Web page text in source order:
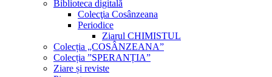
Biblioteca digitală
Colecţia Cosânzeana
Periodice
Ziarul CHIMISTUL
Colecția „COSÂNZEANA”
Colecția ”SPERANȚIA”
Ziare și reviste